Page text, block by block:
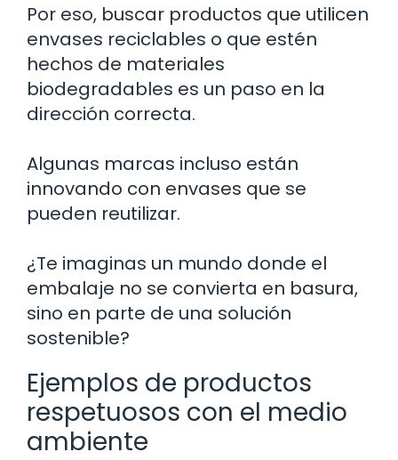
Por eso, buscar productos que utilicen
envases reciclables o que estén
hechos de materiales
biodegradables es un paso en la
dirección correcta.
Algunas marcas incluso están
innovando con envases que se
pueden reutilizar.
¿Te imaginas un mundo donde el
embalaje no se convierta en basura,
sino en parte de una solución
sostenible?
Ejemplos de productos
respetuosos con el medio
ambiente